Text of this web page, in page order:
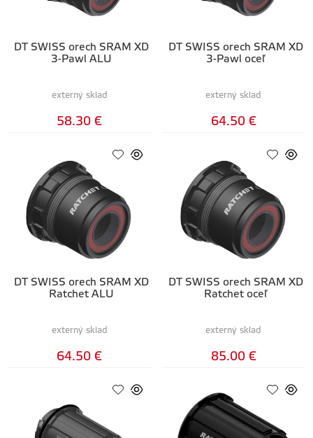
DT SWISS orech SRAM XD
3-Pawl ALU
externý sklad
58.30 €
DT SWISS orech SRAM XD
3-Pawl oceľ
externý sklad
64.50 €
DT SWISS orech SRAM XD
Ratchet ALU
externý sklad
64.50 €
DT SWISS orech SRAM XD
Ratchet oceľ
externý sklad
85.00 €